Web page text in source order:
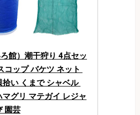
ろ館）潮干狩り 4点セッ
コップ バケツ ネット
拾い くまで シャベル
マグリ マテガイ レジャ
園芸